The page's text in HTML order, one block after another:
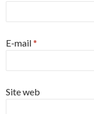
E-mail*
Site web